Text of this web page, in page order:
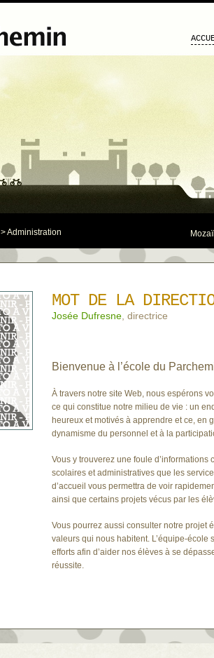
> Administration
MOT DE LA
Josée Dufresne , directrice
Bienvenue à l’école du
À travers notre site Web, nous espérons
ce qui constitue notre milieu de vie : un
heureux et motivés à apprendre et ce, en
dynamisme du personnel et à la
Vous y trouverez une foule d’informations
scolaires et administratives que les
d’accueil vous permettra de voir
ainsi que certains projets vécus par les
Vous pourrez aussi consulter notre projet
valeurs qui nous habitent. L’équipe-école
efforts afin d’aider nos élèves à se
réussite.